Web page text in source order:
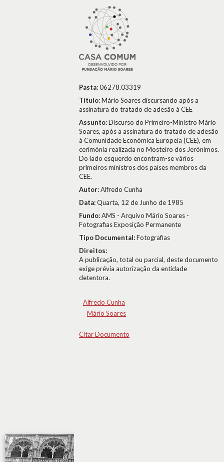
Pasta:06278.03319
Título:Mário Soares discursando após a
assinatura do tratado de adesão à CEE
Assunto:Discurso do Primeiro-Ministro Mário
Soares, após a assinatura do tratado de adesão
à Comunidade Económica Europeia (CEE), em
cerimónia realizada no Mosteiro dos Jerónimos.
Do lado esquerdo encontram-se vários
primeiros ministros dos países membros da
CEE.
Autor:Alfredo Cunha
Data:Quarta, 12 de Junho de 1985
Fundo:AMS - Arquivo Mário Soares -
Fotografias Exposição Permanente
Tipo Documental:Fotografias
Direitos:
A publicação, total ou parcial, deste documento
exige prévia autorização da entidade
detentora.
Alfredo Cunha
Mário Soares
Citar Documento